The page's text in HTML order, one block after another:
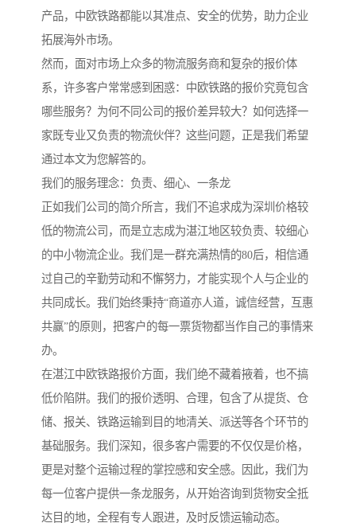
产品，中欧铁路都能以其准点、安全的优势，助力企业
拓展海外市场。
然而，面对市场上众多的物流服务商和复杂的报价体
系，许多客户常常感到困惑：中欧铁路的报价究竟包含
哪些服务？为何不同公司的报价差异较大？如何选择一
家既专业又负责的物流伙伴？这些问题，正是我们希望
通过本文为您解答的。
我们的服务理念：负责、细心、一条龙
正如我们公司的简介所言，我们不追求成为深圳价格较
低的物流公司，而是立志成为湛江地区较负责、较细心
的中小物流企业。我们是一群充满热情的80后，相信通
过自己的辛勤劳动和不懈努力，才能实现个人与企业的
共同成长。我们始终秉持“商道亦人道，诚信经营，互惠
共赢”的原则，把客户的每一票货物都当作自己的事情来
办。
在湛江中欧铁路报价方面，我们绝不藏着掖着，也不搞
低价陷阱。我们的报价透明、合理，包含了从提货、仓
储、报关、铁路运输到目的地清关、派送等各个环节的
基础服务。我们深知，很多客户需要的不仅仅是价格，
更是对整个运输过程的掌控感和安全感。因此，我们为
每一位客户提供一条龙服务，从开始咨询到货物安全抵
达目的地，全程有专人跟进，及时反馈运输动态。